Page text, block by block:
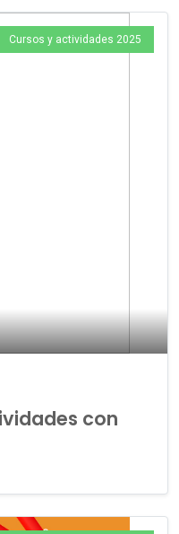
Cursos y actividades 2025
con